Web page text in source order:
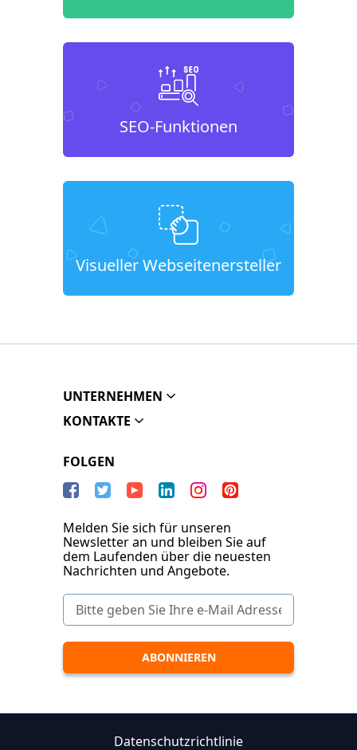
SEO-Funktionen
Visueller Webseitenersteller
UNTERNEHMEN
KONTAKTE
FOLGEN
Melden Sie sich für unseren
Newsletter an und bleiben Sie auf
dem Laufenden über die neuesten
Nachrichten und Angebote.
Datenschutzrichtlinie